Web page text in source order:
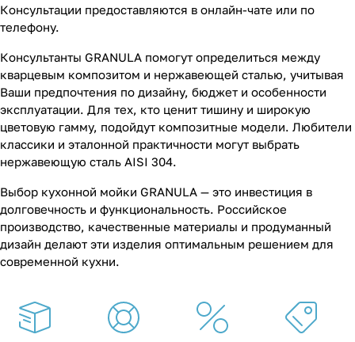
Консультации предоставляются в онлайн-чате или по
телефону.
Консультанты GRANULA помогут определиться между
кварцевым композитом и нержавеющей сталью, учитывая
Ваши предпочтения по дизайну, бюджет и особенности
эксплуатации. Для тех, кто ценит тишину и широкую
цветовую гамму, подойдут композитные модели. Любители
классики и эталонной практичности могут выбрать
нержавеющую сталь AISI 304.
Выбор кухонной мойки GRANULA — это инвестиция в
долговечность и функциональность. Российское
производство, качественные материалы и продуманный
дизайн делают эти изделия оптимальным решением для
современной кухни.